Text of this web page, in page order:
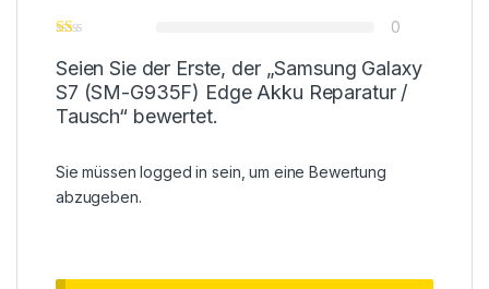
0
Seien Sie der Erste, der „Samsung Galaxy
S7 (SM-G935F) Edge Akku Reparatur /
Tausch“ bewertet.
Sie müssenlogged in sein, um eine Bewertung
abzugeben.